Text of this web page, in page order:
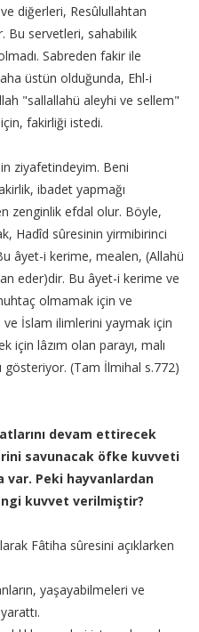
diğerleri, Resûlullahtan
Bu servetleri, sahabilik
Sabreden fakir ile
üstün olduğunda, Ehl-i
"sallallahü aleyhi ve sellem"
için, fakirliği istedi.
ziyafetindeyim. Beni
ibadet yapmağı
zenginlik efdal olur. Böyle,
Hadîd sûresinin yirmibirinci
âyet-i kerime, mealen, (Allahü
eder)dir. Bu âyet-i kerime ve
olmamak için ve
İslam ilimlerini yaymak için
için lâzım olan parayı, malı
gösteriyor. (Tam İlmihal s.772)
devam ettirecek
savunacak öfke kuvveti
var. Peki hayvanlardan
kuvvet verilmiştir?
Fâtiha sûresini açıklarken
yaşayabilmeleri ve